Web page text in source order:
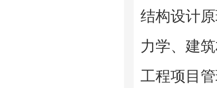
结构设计
力学、建
工程项目